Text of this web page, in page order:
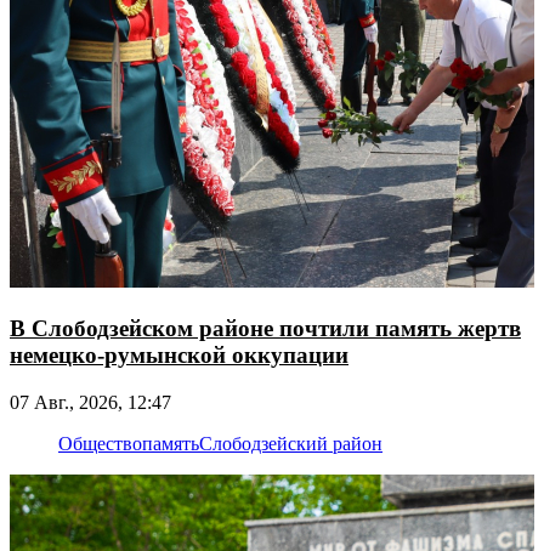
В Слободзейском районе почтили память жертв
немецко-румынской оккупации
07 Авг., 2026, 12:47
ОбществопамятьСлободзейский район